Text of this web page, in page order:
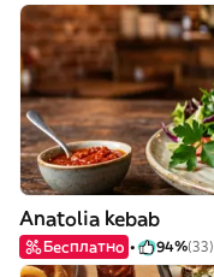
Anatolia kebab
Бесплатно 94%(33)